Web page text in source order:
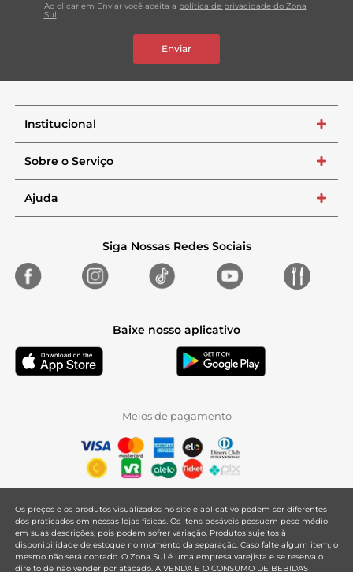
Ao clicar em Enviar você aceita a política de privacidade do Zona
Sul
Enviar
Institucional +
Sobre o Serviço +
Ajuda +
Siga Nossas Redes Sociais
Baixe nosso aplicativo
Meios de pagamento
Os preços e os produtos visualizados no site e aplicativo podem ser diferentes
dos praticados em nossas lojas físicas. Os itens pesáveis possuem peso médio
em suas descrições, pois podem sofrer variação. Produtos sujeitos à
disponibilidade de estoque no momento da separação. Caso falte algum item, o
mesmo não será cobrado. O Zona Sul é uma empresa varejista e se reserva o
direito de não vender por atacado. A VENDA E O CONSUMO DE BEBIDAS